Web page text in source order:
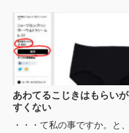
あわてるこじきはもらいが
すくない
・・・て私の事ですか。と、